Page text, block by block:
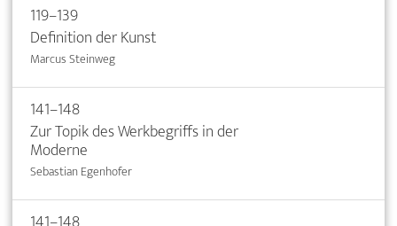
119–139
Definition der Kunst
Marcus Steinweg
141–148
Zur Topik des Werkbegriffs in der
Moderne
Sebastian Egenhofer